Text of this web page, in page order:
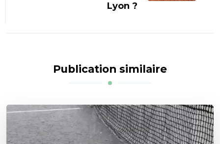
Lyon ?
Publication similaire